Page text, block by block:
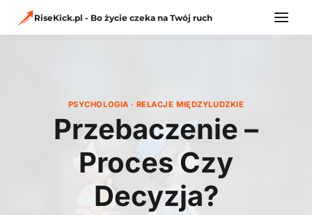
RiseKick.pl - Bo życie czeka na Twój ruch
PSYCHOLOGIA · RELACJE MIĘDZYLUDZKIE
Przebaczenie –
Proces Czy
Decyzja?